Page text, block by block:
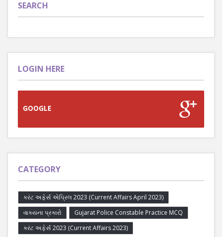
SEARCH
LOGIN HERE
GOOGLE
CATEGORY
કરંટ અફેર્સ એપ્રિલ 2023 (Current Affairs April 2023)
વાક્યના પ્રકારો
Gujarat Police Constable Practice MCQ
કરંટ અફેર્સ 2023 (Current Affairs 2023)